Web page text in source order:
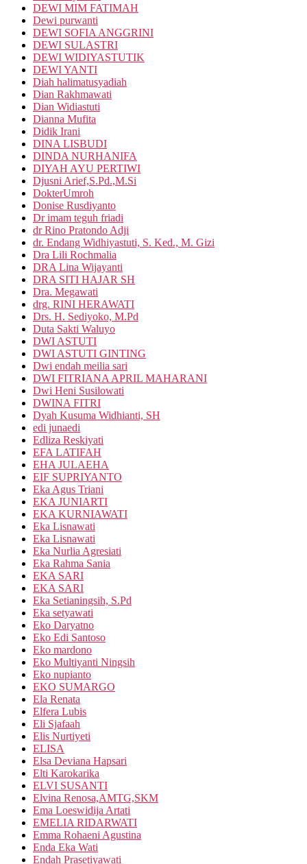
DEWI MIM FATIMAH
Dewi purwanti
DEWI SOFIA ANGGRINI
DEWI SULASTRI
DEWI WIDIYASTUTIK
DEWI YANTI
Diah halimatusyadiah
Dian Rakhmawati
Dian Widiastuti
Dianna Mufita
Didik Irani
DINA LISBUDI
DINDA NURHANIFA
DIYAH AYU PERTIWI
Djusni Arief,S.Pd.,M.Si
DokterUmroh
Donise Rusdiyanto
Dr imam teguh friadi
dr Rino Pratondo Adji
dr. Endang Widhiyastuti, S. Ked., M. Gizi
Dra Lili Rochmalia
DRA Lina Wijayanti
DRA SITI HAJAR SH
Dra. Megawati
drg. RINI HERAWATI
Drs. H. Sediyoko, M.Pd
Duta Sakti Waluyo
DWI ASTUTI
DWI ASTUTI GINTING
Dwi endah meilia sari
DWI FITRIANA APRIL MAHARANI
Dwi Heni Susilowati
DWINA FITRI
Dyah Kusuma Widhianti, SH
edi junaedi
Edliza Reskiyati
EFA LATIFAH
EHA JULAEHA
EIF SUPRIYANTO
Eka Agus Triani
EKA JUNIARTI
EKA KURNIAWATI
Eka Lisnawati
Eka Lisnawati
Eka Nurlia Agresiati
Eka Rahma Sania
EKA SARI
EKA SARI
Eka Setianingsih, S.Pd
Eka setyawati
Eko Daryatno
Eko Edi Santoso
Eko mardono
Eko Multiyanti Ningsih
Eko nupianto
EKO SUMARGO
Ela Renata
Elfera Lubis
Eli Sjafaah
Elis Nurtiyeti
ELISA
Elsa Deviana Hapsari
Elti Karokarika
ELVI SUSANTI
Elvina Renosa,AMTG,SKM
Ema Loeswidija Artati
EMELIA RIDARWATI
Emma Rohaeni Agustina
Enda Eka Wati
Endah Prasetiyawati